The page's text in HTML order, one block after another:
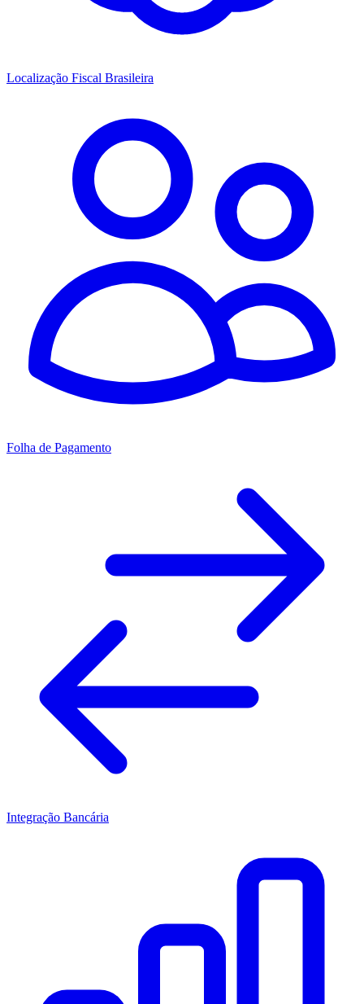
Localização Fiscal Brasileira
Folha de Pagamento
Integração Bancária